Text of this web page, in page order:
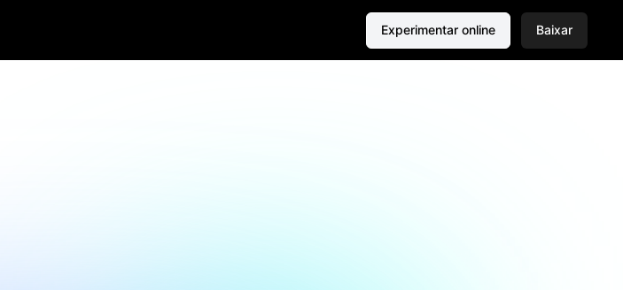
Experimentar online Baixar